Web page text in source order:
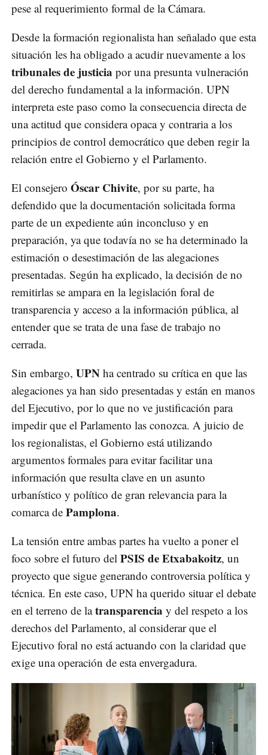
pese al requerimiento formal de la Cámara.
Desde la formación regionalista han señalado que esta
situación les ha obligado a acudir nuevamente a los
tribunales de justicia por una presunta vulneración
del derecho fundamental a la información. UPN
interpreta este paso como la consecuencia directa de
una actitud que considera opaca y contraria a los
principios de control democrático que deben regir la
relación entre el Gobierno y el Parlamento.
El consejero Óscar Chivite, por su parte, ha
defendido que la documentación solicitada forma
parte de un expediente aún inconcluso y en
preparación, ya que todavía no se ha determinado la
estimación o desestimación de las alegaciones
presentadas. Según ha explicado, la decisión de no
remitirlas se ampara en la legislación foral de
transparencia y acceso a la información pública, al
entender que se trata de una fase de trabajo no
cerrada.
Sin embargo, UPN ha centrado su crítica en que las
alegaciones ya han sido presentadas y están en manos
del Ejecutivo, por lo que no ve justificación para
impedir que el Parlamento las conozca. A juicio de
los regionalistas, el Gobierno está utilizando
argumentos formales para evitar facilitar una
información que resulta clave en un asunto
urbanístico y político de gran relevancia para la
comarca de Pamplona.
La tensión entre ambas partes ha vuelto a poner el
foco sobre el futuro del PSIS de Etxabakoitz, un
proyecto que sigue generando controversia política y
técnica. En este caso, UPN ha querido situar el debate
en el terreno de latransparencia y del respeto a los
derechos del Parlamento, al considerar que el
Ejecutivo foral no está actuando con la claridad que
exige una operación de esta envergadura.